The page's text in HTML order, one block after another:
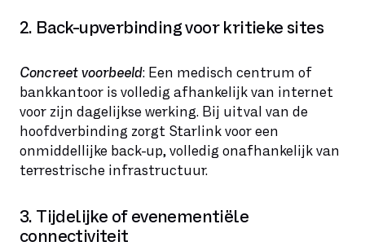
2. Back-upverbinding voor kritieke sites
Concreet voorbeeld: Een medisch centrum of
bankkantoor is volledig afhankelijk van internet
voor zijn dagelijkse werking. Bij uitval van de
hoofdverbinding zorgt Starlink voor een
onmiddellijke back-up, volledig onafhankelijk van
terrestrische infrastructuur.
3. Tijdelijke of evenementiële
connectiviteit